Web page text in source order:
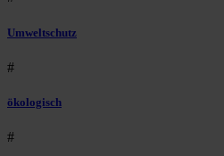
Umweltschutz
#
ökologisch
#